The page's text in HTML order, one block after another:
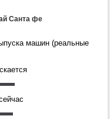
Санта фе
машин (реальные